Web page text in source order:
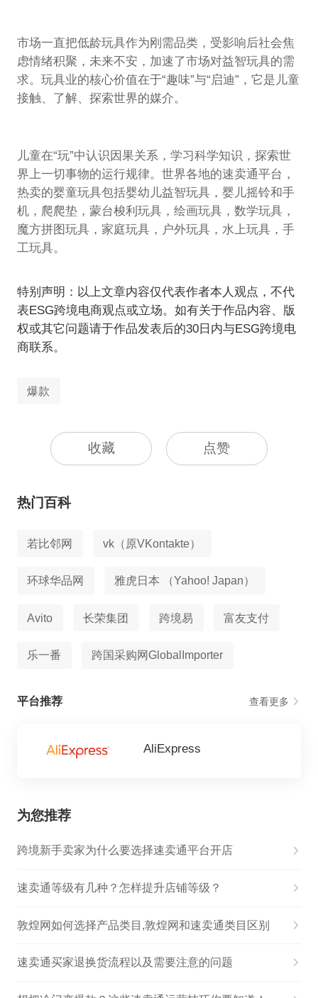
市场一直把低龄玩具作为刚需品类，受影响后社会焦
虑情绪积聚，未来不安，加速了市场对益智玩具的需
求。玩具业的核心价值在于“趣味”与“启迪”，它是儿童
接触、了解、探索世界的媒介。
儿童在“玩”中认识因果关系，学习科学知识，探索世
界上一切事物的运行规律。世界各地的速卖通平台，
热卖的婴童玩具包括婴幼儿益智玩具，婴儿摇铃和手
机，爬爬垫，蒙台梭利玩具，绘画玩具，数学玩具，
魔方拼图玩具，家庭玩具，户外玩具，水上玩具，手
工玩具。
特别声明：以上文章内容仅代表作者本人观点，不代
表ESG跨境电商观点或立场。如有关于作品内容、版
权或其它问题请于作品发表后的30日内与ESG跨境电
商联系。
爆款
收藏 点赞
热门百科
若比邻网 vk（原VKontakte）
环球华品网 雅虎日本 （Yahoo! Japan）
Avito 长荣集团 跨境易 富友支付
乐一番 跨国采购网GlobalImporter
平台推荐 查看更多
AliExpress
为您推荐
跨境新手卖家为什么要选择速卖通平台开店
速卖通等级有几种？怎样提升店铺等级？
敦煌网如何选择产品类目,敦煌网和速卖通类目区别
速卖通买家退换货流程以及需要注意的问题